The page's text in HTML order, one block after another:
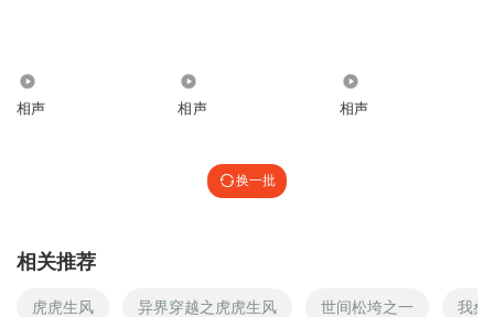
相声 相声 相声
换一批
相关推荐
虎虎生风 异界穿越之虎虎生风 世间松垮之一 我桑